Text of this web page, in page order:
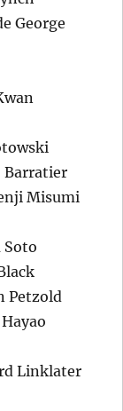
George
Barratier
Misumi
Soto
Petzold
Linklater